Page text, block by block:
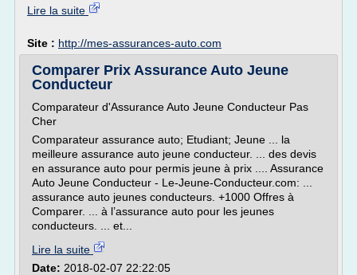
Lire la suite
Site : http://mes-assurances-auto.com
Comparer Prix Assurance Auto Jeune
Conducteur
Comparateur d'Assurance Auto Jeune Conducteur Pas
Cher
Comparateur assurance auto; Etudiant; Jeune ... la
meilleure assurance auto jeune conducteur. ... des devis
en assurance auto pour permis jeune à prix .... Assurance
Auto Jeune Conducteur - Le-Jeune-Conducteur.com: ...
assurance auto jeunes conducteurs. +1000 Offres à
Comparer. ... à l’assurance auto pour les jeunes
conducteurs. ... et...
Lire la suite
Date: 2018-02-07 22:22:05